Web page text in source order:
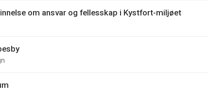
om ansvar og fellesskap i Kystfort-miljøet